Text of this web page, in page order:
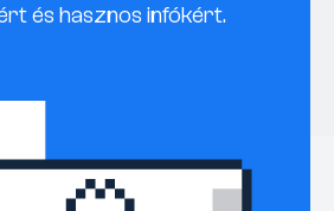
és hasznos infókért.